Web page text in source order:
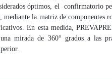
óptimos, el confirmatorio
la matriz de componentes
En esta medida,
mirada de 360° grados a las